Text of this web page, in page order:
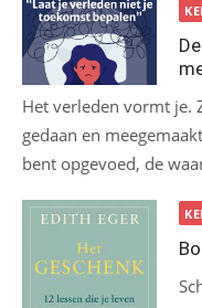
Het verleden vormt je.
gedaan en
bent opgevoed, de